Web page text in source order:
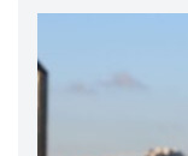
ogni capello